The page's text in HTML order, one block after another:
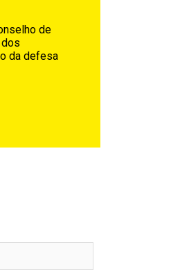
de
da defesa